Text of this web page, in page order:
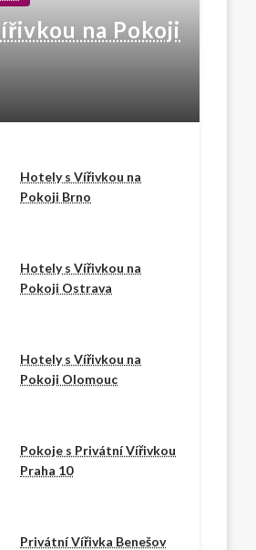
na Pokoji
Hotely s Vířivkou na
Pokoji Brno
Hotely s Vířivkou na
Pokoji Ostrava
Hotely s Vířivkou na
Pokoji Olomouc
Pokoje s Privátní Vířivkou
Praha 10
Privátní Vířivka Benešov